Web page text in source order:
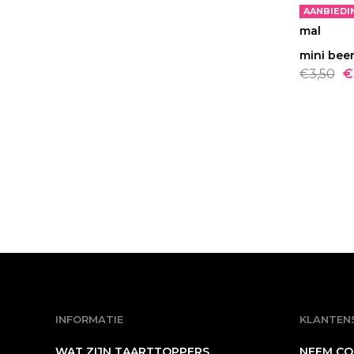
mini
€3,50
INFORMATIE